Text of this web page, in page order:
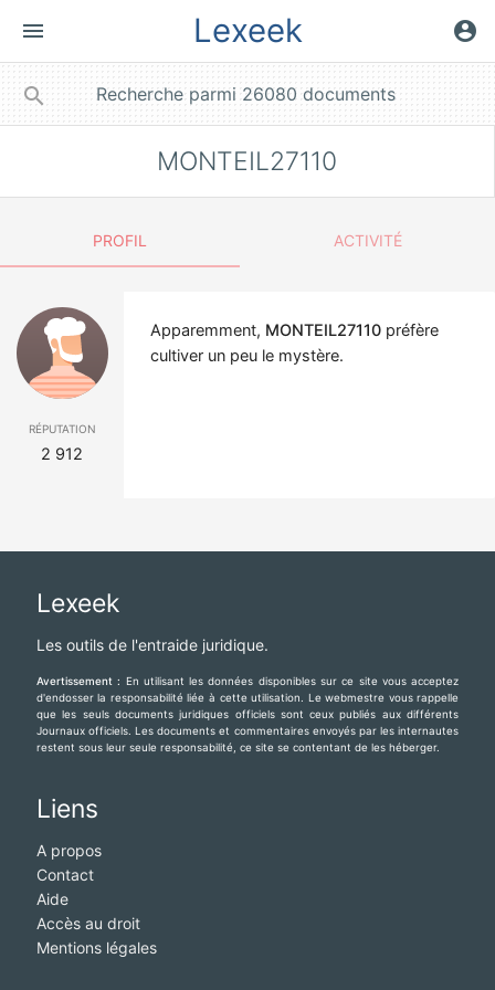
menu Lexeek account_circle
search
MONTEIL27110
PROFIL ACTIVITÉ
réputation
2 912
Apparemment, MONTEIL27110 préfère
cultiver un peu le mystère.
Lexeek
Les outils de l'entraide juridique.
Avertissement : En utilisant les données disponibles sur ce site vous acceptez
d'endosser la responsabilité liée à cette utilisation. Le webmestre vous rappelle
que les seuls documents juridiques officiels sont ceux publiés aux différents
Journaux officiels. Les documents et commentaires envoyés par les internautes
restent sous leur seule responsabilité, ce site se contentant de les héberger.
Liens
A propos
Contact
Aide
Accès au droit
Mentions légales